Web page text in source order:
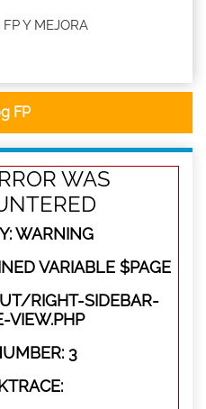
Y MEJORA
FP
WAS
WARNING
VARIABLE $PAGE
RIGHT-SIDEBAR-
VIEW.PHP
3